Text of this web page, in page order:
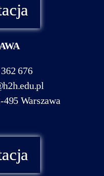
676
Warszawa